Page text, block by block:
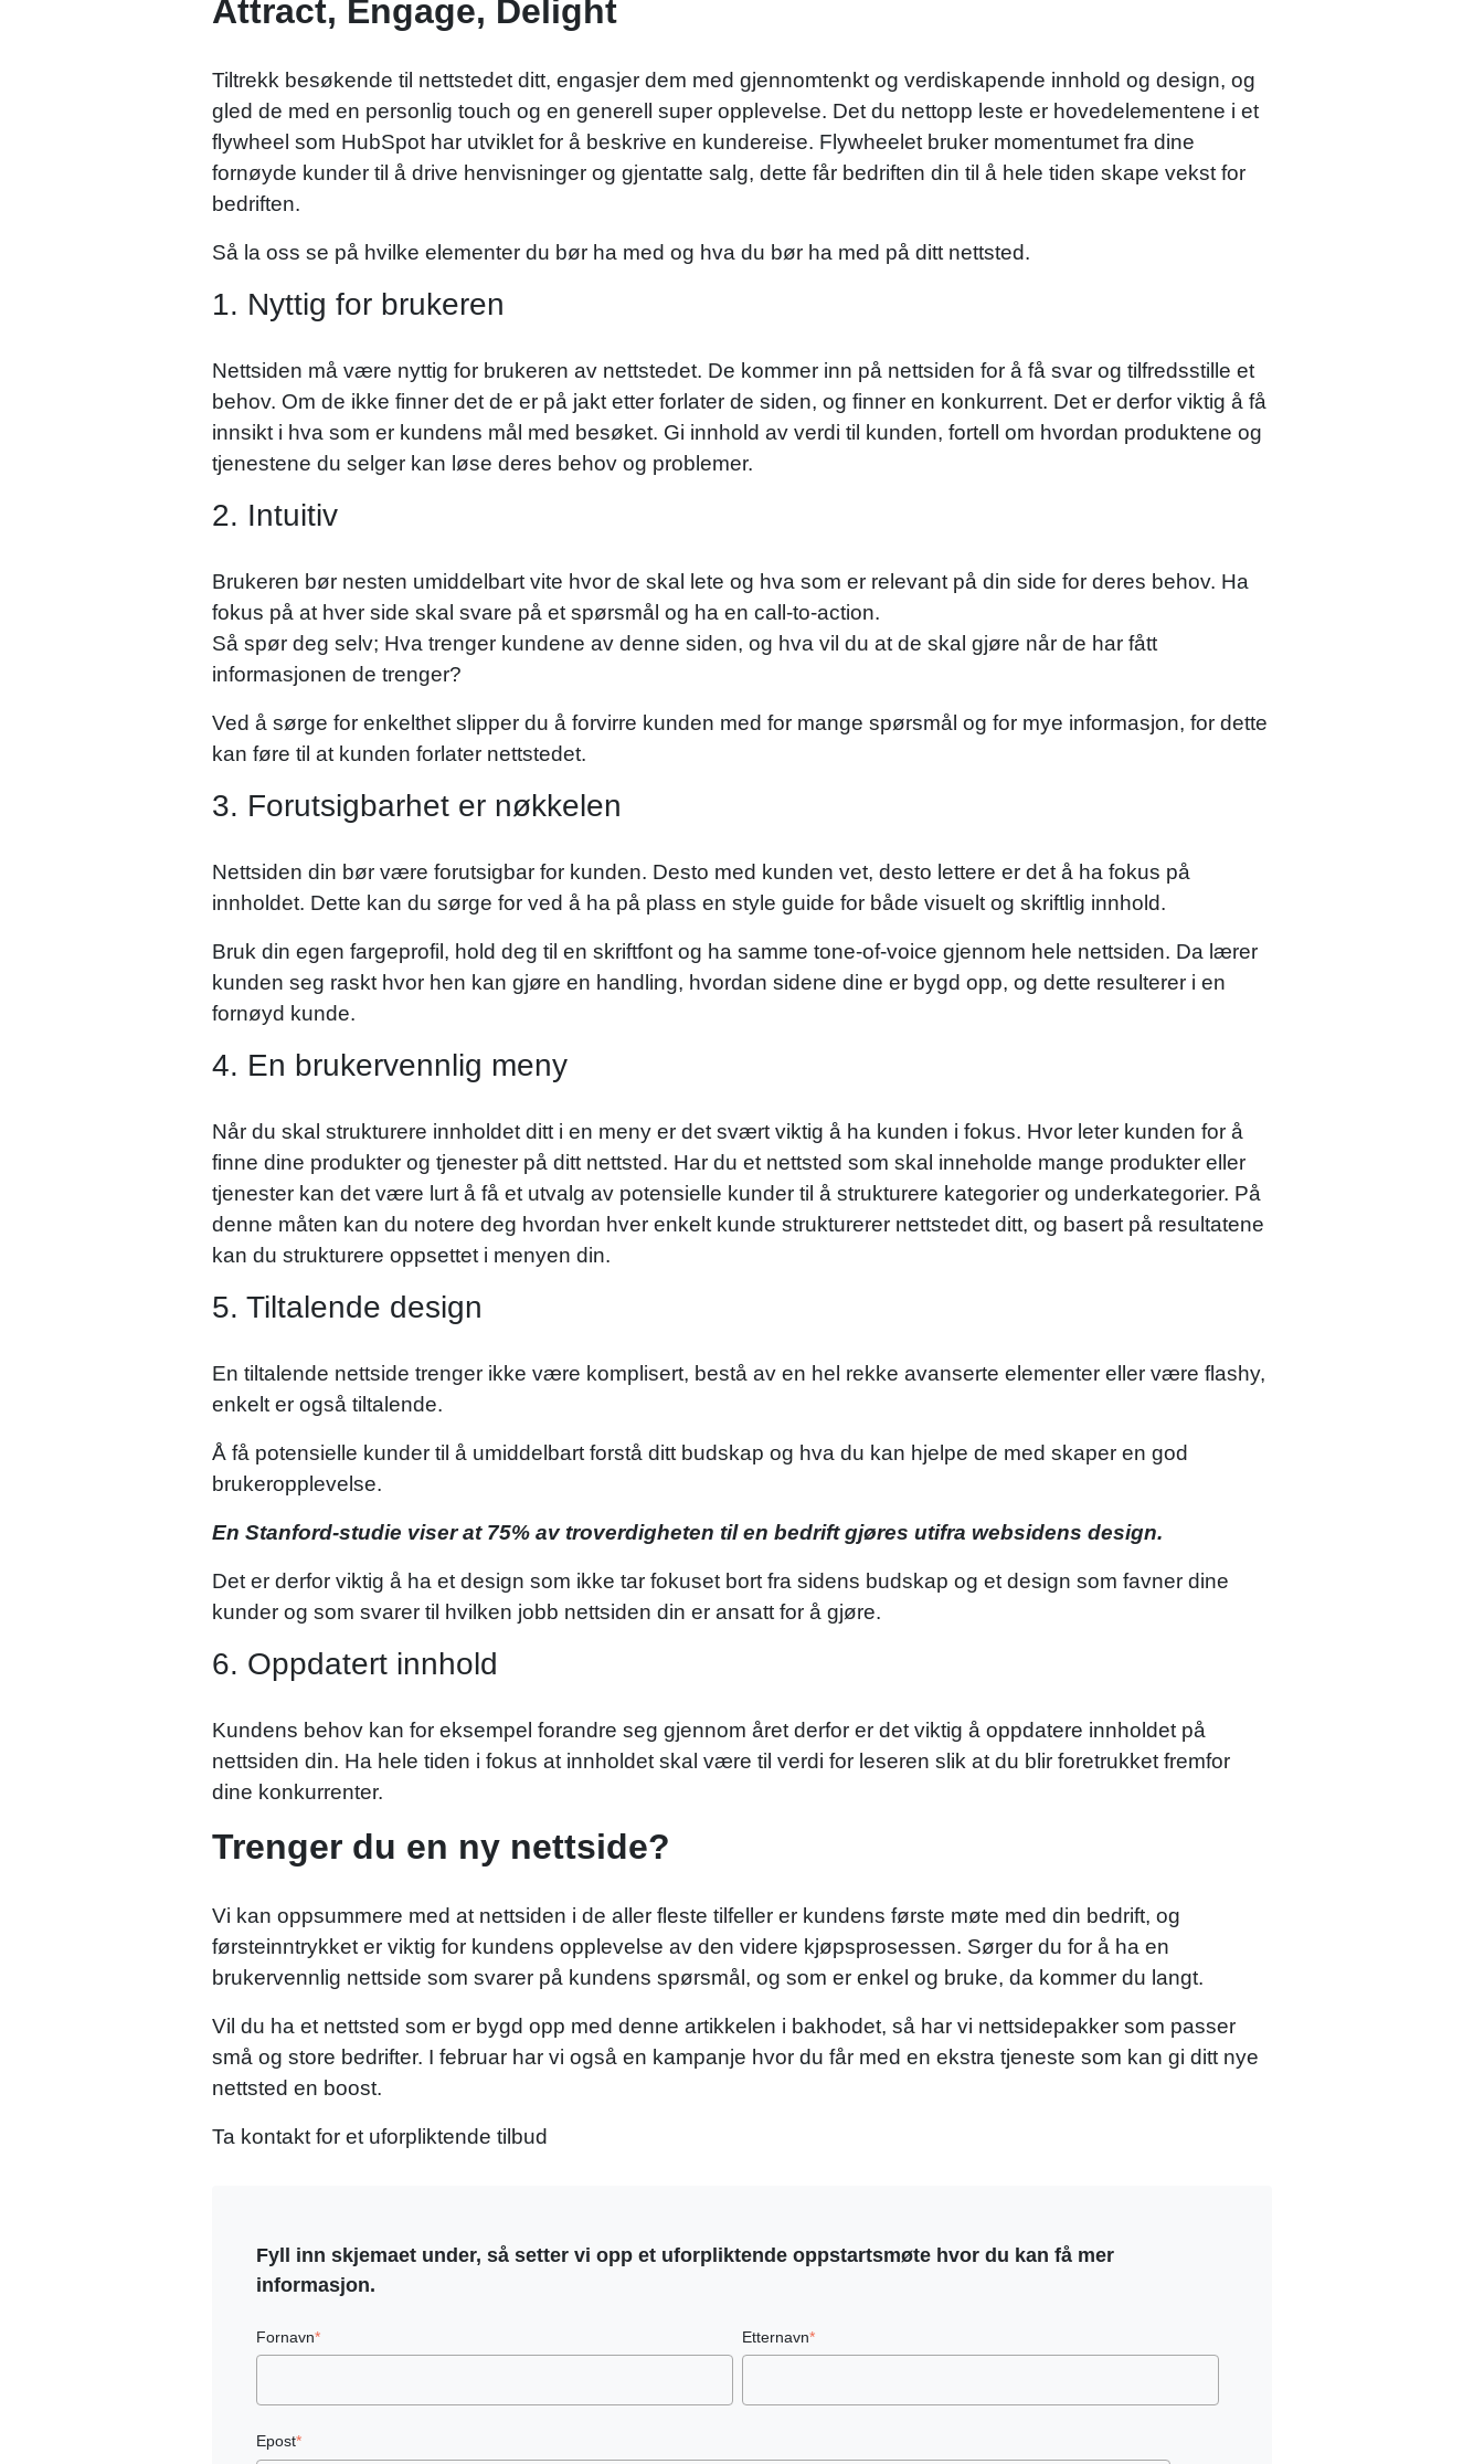
Attract, Engage, Delight
Tiltrekk besøkende til nettstedet ditt, engasjer dem med gjennomtenkt og verdiskapende innhold og design, og
gled de med en personlig touch og en generell super opplevelse. Det du nettopp leste er hovedelementene i et
flywheel som HubSpot har utviklet for å beskrive en kundereise. Flywheelet bruker momentumet fra dine
fornøyde kunder til å drive henvisninger og gjentatte salg, dette får bedriften din til å hele tiden skape vekst for
bedriften.
Så la oss se på hvilke elementer du bør ha med og hva du bør ha med på ditt nettsted.
1. Nyttig for brukeren
Nettsiden må være nyttig for brukeren av nettstedet. De kommer inn på nettsiden for å få svar og tilfredsstille et
behov. Om de ikke finner det de er på jakt etter forlater de siden, og finner en konkurrent. Det er derfor viktig å få
innsikt i hva som er kundens mål med besøket. Gi innhold av verdi til kunden, fortell om hvordan produktene og
tjenestene du selger kan løse deres behov og problemer.
2. Intuitiv
Brukeren bør nesten umiddelbart vite hvor de skal lete og hva som er relevant på din side for deres behov. Ha
fokus på at hver side skal svare på et spørsmål og ha en call-to-action.
Så spør deg selv; Hva trenger kundene av denne siden, og hva vil du at de skal gjøre når de har fått
informasjonen de trenger?
Ved å sørge for enkelthet slipper du å forvirre kunden med for mange spørsmål og for mye informasjon, for dette
kan føre til at kunden forlater nettstedet.
3. Forutsigbarhet er nøkkelen
Nettsiden din bør være forutsigbar for kunden. Desto med kunden vet, desto lettere er det å ha fokus på
innholdet. Dette kan du sørge for ved å ha på plass en style guide for både visuelt og skriftlig innhold.
Bruk din egen fargeprofil, hold deg til en skriftfont og ha samme tone-of-voice gjennom hele nettsiden. Da lærer
kunden seg raskt hvor hen kan gjøre en handling, hvordan sidene dine er bygd opp, og dette resulterer i en
fornøyd kunde.
4. En brukervennlig meny
Når du skal strukturere innholdet ditt i en meny er det svært viktig å ha kunden i fokus. Hvor leter kunden for å
finne dine produkter og tjenester på ditt nettsted. Har du et nettsted som skal inneholde mange produkter eller
tjenester kan det være lurt å få et utvalg av potensielle kunder til å strukturere kategorier og underkategorier. På
denne måten kan du notere deg hvordan hver enkelt kunde strukturerer nettstedet ditt, og basert på resultatene
kan du strukturere oppsettet i menyen din.
5. Tiltalende design
En tiltalende nettside trenger ikke være komplisert, bestå av en hel rekke avanserte elementer eller være flashy,
enkelt er også tiltalende.
Å få potensielle kunder til å umiddelbart forstå ditt budskap og hva du kan hjelpe de med skaper en god
brukeropplevelse.
En Stanford-studie viser at 75% av troverdigheten til en bedrift gjøres utifra websidens design.
Det er derfor viktig å ha et design som ikke tar fokuset bort fra sidens budskap og et design som favner dine
kunder og som svarer til hvilken jobb nettsiden din er ansatt for å gjøre.
6. Oppdatert innhold
Kundens behov kan for eksempel forandre seg gjennom året derfor er det viktig å oppdatere innholdet på
nettsiden din. Ha hele tiden i fokus at innholdet skal være til verdi for leseren slik at du blir foretrukket fremfor
dine konkurrenter.
Trenger du en ny nettside?
Vi kan oppsummere med at nettsiden i de aller fleste tilfeller er kundens første møte med din bedrift, og
førsteinntrykket er viktig for kundens opplevelse av den videre kjøpsprosessen. Sørger du for å ha en
brukervennlig nettside som svarer på kundens spørsmål, og som er enkel og bruke, da kommer du langt.
Vil du ha et nettsted som er bygd opp med denne artikkelen i bakhodet, så har vi nettsidepakker som passer
små og store bedrifter. I februar har vi også en kampanje hvor du får med en ekstra tjeneste som kan gi ditt nye
nettsted en boost.
Ta kontakt for et uforpliktende tilbud
Fyll inn skjemaet under, så setter vi opp et uforpliktende oppstartsmøte hvor du kan få mer
informasjon.
Fornavn* Etternavn*
Epost*